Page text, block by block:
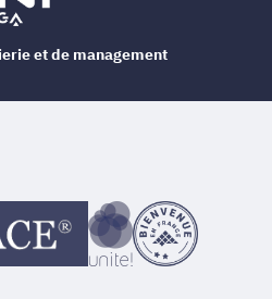
et de management